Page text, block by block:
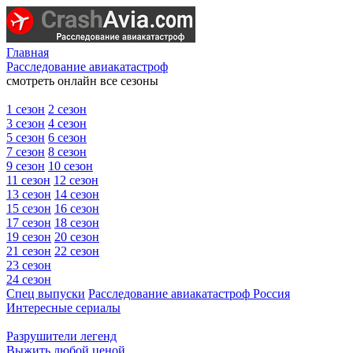
Главная
Расследование авиакатастроф
смотреть онлайн все сезоны
1 сезон 2 сезон
3 сезон 4 сезон
5 сезон 6 сезон
7 сезон 8 сезон
9 сезон 10 сезон
11 сезон 12 сезон
13 сезон 14 сезон
15 сезон 16 сезон
17 сезон 18 сезон
19 сезон 20 сезон
21 сезон 22 сезон
23 сезон
24 сезон
Спец выпуски Расследование авиакатастроф Россия
Интересные сериалы
Разрушители легенд
Выжить любой ценой